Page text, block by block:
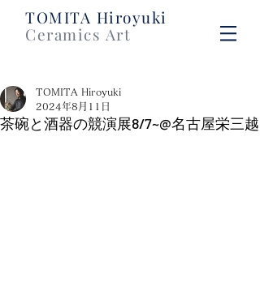
​TOMITA Hiroyuki
Ceramics Art
茶碗と酒器の競演展8/7~@名古屋栄三越
TOMITA Hiroyuki
2024年8月11日